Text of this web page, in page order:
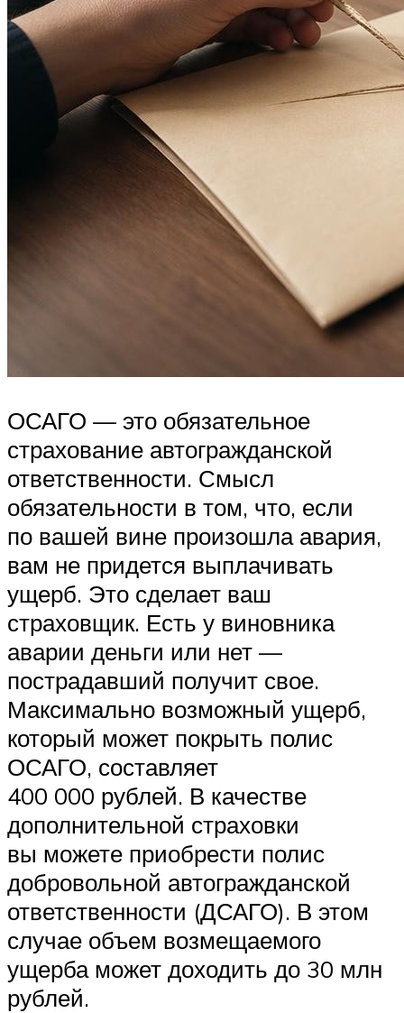
ОСАГО — это обязательное
страхование автогражданской
ответственности. Смысл
обязательности в том, что, если
по вашей вине произошла авария,
вам не придется выплачивать
ущерб. Это сделает ваш
страховщик. Есть у виновника
аварии деньги или нет —
пострадавший получит свое.
Максимально возможный ущерб,
который может покрыть полис
ОСАГО, составляет
400 000 рублей. В качестве
дополнительной страховки
вы можете приобрести полис
добровольной автогражданской
ответственности (ДСАГО). В этом
случае объем возмещаемого
ущерба может доходить до 30 млн
рублей.